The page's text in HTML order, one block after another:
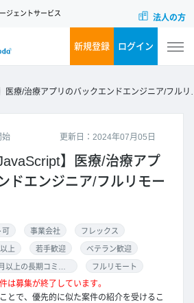
ジェントサービス 法人の方
新規登録 ログイン
療/治療アプリのバックエンドエンジニア/フルリモート
更新日：2024年07月05日
始
】医療/治療アプ
ドエンジニア/フルリモー
可 事業会社 フレックス
上 若手歓迎 ベテラン歓迎
フルリモート
は募集が終了しています。
とで、優先的に似た案件の紹介を受けるこ